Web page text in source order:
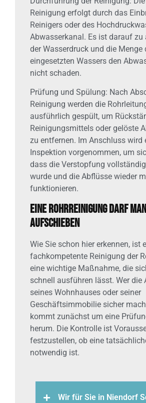
Reinigung erfolgt durch das
Reinigers oder des
Abwasserkanal. Es ist darauf zu
der Wasserdruck und die Menge
eingesetzten Wassers den
nicht schaden.
Prüfung und Spülung: Nach
Reinigung werden die
ausführlich gespült, um
Reinigungsmittels oder gelöste
zu entfernen. Im Anschluss wird
Inspektion vorgenommen, um
dass die Verstopfung
wurde und die Abflüsse wieder
funktionieren.
Eine Rohrreinigung darf
aufschieben
Wie Sie schon hier erkennen, ist
fachkompetente Reinigung der
eine wichtige Maßnahme, die
schnell ausführen lässt. Wer die
seines Wohnhauses oder seiner
Geschäftsimmobilie sicher
kommt zunächst um eine
herum. Die Kontrolle ist
festzustellen, ob eine
notwendig ist.
Wir für Sie in Niendorf